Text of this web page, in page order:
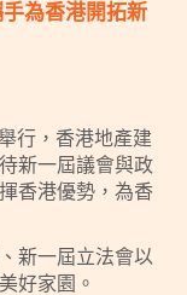
為香港開拓新
行，香港地產建
新一屆議會與政
香港優勢，為香
新一屆立法會以
好家園。